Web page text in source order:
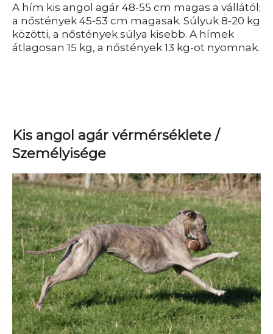
A hím kis angol agár 48-55 cm magas a vállától;
a nőstények 45-53 cm magasak. Súlyuk 8-20 kg
közötti, a nőstények súlya kisebb. A hímek
átlagosan 15 kg, a nőstények 13 kg-ot nyomnak.
Kis angol agár vérmérséklete /
Személyisége